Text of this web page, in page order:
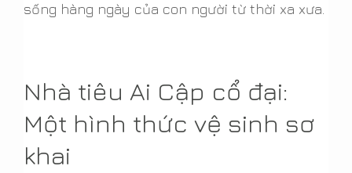
sống hàng ngày của con người từ thời xa xưa.
Nhà tiêu Ai Cập cổ đại:
Một hình thức vệ sinh sơ
khai